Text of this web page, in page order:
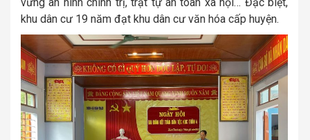
khu dân cư 19 năm đạt khu dân cư văn hóa cấp huyện.